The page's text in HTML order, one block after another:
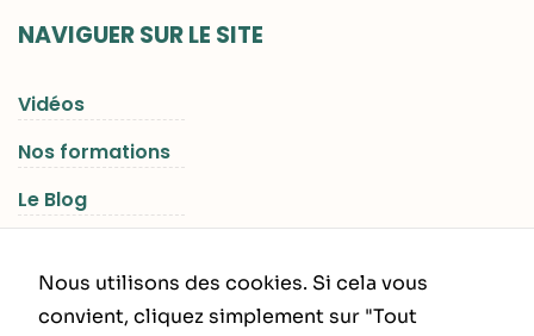
NAVIGUER SUR LE SITE
Vidéos
Nos formations
Le Blog
Nous utilisons des cookies. Si cela vous
convient, cliquez simplement sur "Tout